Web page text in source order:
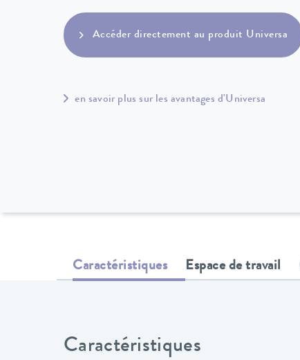
Accéder directement au produit Universa
en savoir plus sur les avantages d'Universa
Caractéristiques Espace de travail
Caractéristiques